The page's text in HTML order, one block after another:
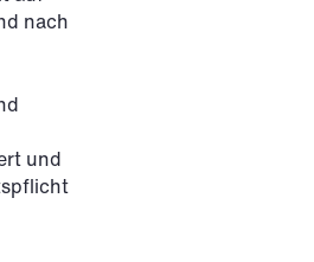
nach
und